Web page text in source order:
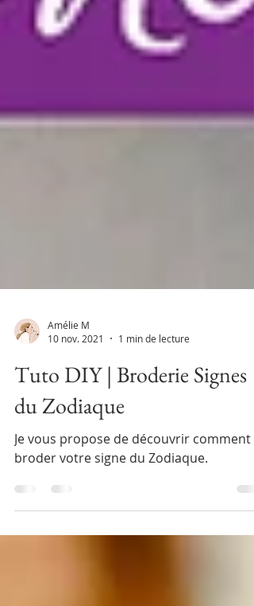
Amélie M
10 nov. 2021
1 min de lecture
Tuto DIY | Broderie Signes
du Zodiaque
Je vous propose de découvrir comment